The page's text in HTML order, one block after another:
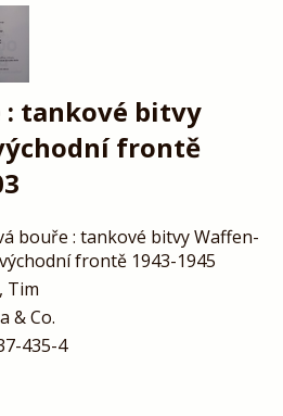
: tankové bitvy
frontě
bouře : tankové bitvy Waffen-
frontě 1943-1945
Tim
& Co.
435-4